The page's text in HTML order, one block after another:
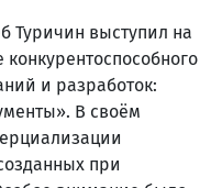
Туричин выступил на
и разработок:
В своём
при